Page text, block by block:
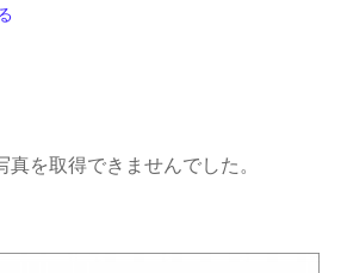
真を取得できませんでした。